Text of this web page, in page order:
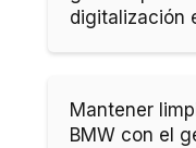
digitalización
Mantener
BMW con el